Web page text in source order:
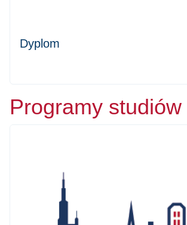
Dyplom
Programy studiów